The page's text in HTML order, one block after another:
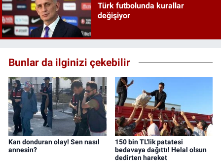
Türk futbolunda kurallar
değişiyor
Bunlar da ilginizi çekebilir
Kan donduran olay! Sen nasıl
annesin?
150 bin TL'lik patatesi
bedavaya dağıttı! Helal olsun
dedirten hareket